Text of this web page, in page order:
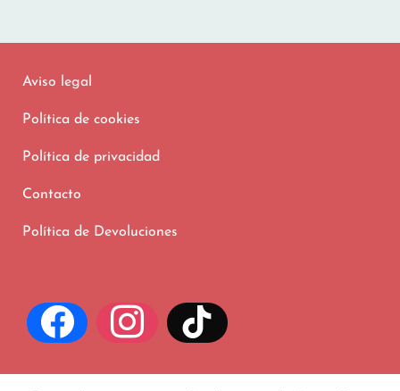
Aviso legal
Política de cookies
Política de privacidad
Contacto
Política de Devoluciones